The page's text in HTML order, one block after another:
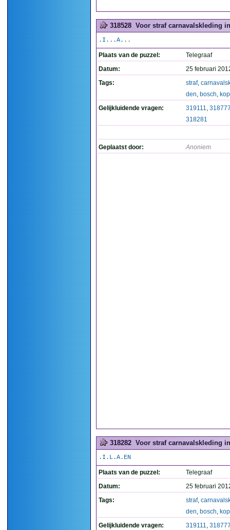
318528 Voor straf carnavalskleding
.I...A...
Plaats van de puzzel:
Telegraaf
Datum:
25 februari
Tags:
straf,
den, bosch,
Gelijkluidende vragen:
319111,
318281
Geplaatst door: Anoniem
318282 Voor straf carnavalskleding
.I.L.A.EN
Plaats van de puzzel:
Telegraaf
Datum:
25 februari
Tags:
straf,
den, bosch,
Gelijkluidende vragen:
319111,